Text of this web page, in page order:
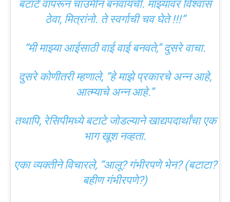
बटाटे वापरून चाउमीन बनवायची. माझ्यावर विश्वास
ठेवा, मित्रांनो. ते स्वर्गाची चव घेते !!!”
“मी माझ्या आईसाठी वाई वाई बनवते,” दुसरे वाचा.
दुसरे कोणीतरी म्हणाले, “हे माझे प्रकारचे अन्न आहे,
आत्म्याचे अन्न आहे.”
तथापि, रेसिपीमध्ये बटाटे जोडल्याने खाद्यपदार्थांचा एक
भाग खूश नव्हता.
एका व्यक्तीने विचारले, “आलू? गंभीरपणे भेन? (बटाटा?
बहीण गंभीरपणे?)